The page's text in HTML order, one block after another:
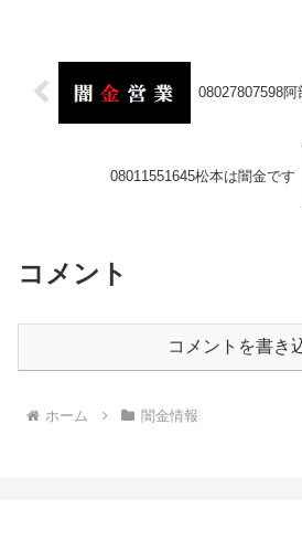
08027807598
08011551645松本は闇金です
コメント
コメントを書き
ホーム 闇金情報